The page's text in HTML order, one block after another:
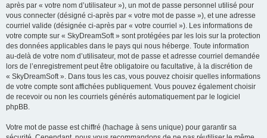
après par « votre nom d’utilisateur »), un mot de passe personnel utilisé pour
vous connecter (désigné ci-après par « votre mot de passe »), et une adresse
courriel valide (désignée ci-après par « votre courriel »). Les informations de
votre compte sur « SkyDreamSoft » sont protégées par les lois sur la protection
des données applicables dans le pays qui nous héberge. Toute information
au-delà de votre nom d’utilisateur, mot de passe et adresse courriel demandée
lors de l’enregistrement peut être obligatoire ou facultative, à la discrétion de
« SkyDreamSoft ». Dans tous les cas, vous pouvez choisir quelles informations
de votre compte sont affichées publiquement. Vous pouvez également choisir
de recevoir ou non les courriels générés automatiquement par le logiciel
phpBB.
Votre mot de passe est chiffré (hachage à sens unique) pour garantir sa